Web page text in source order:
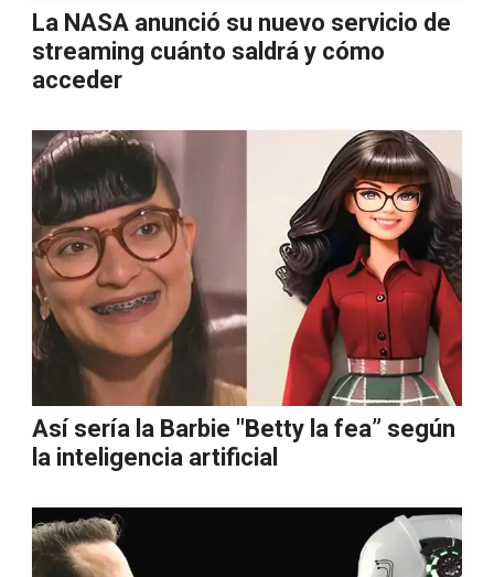
La NASA anunció su nuevo servicio de
streaming cuánto saldrá y cómo
acceder
Así sería la Barbie "Betty la fea” según
la inteligencia artificial